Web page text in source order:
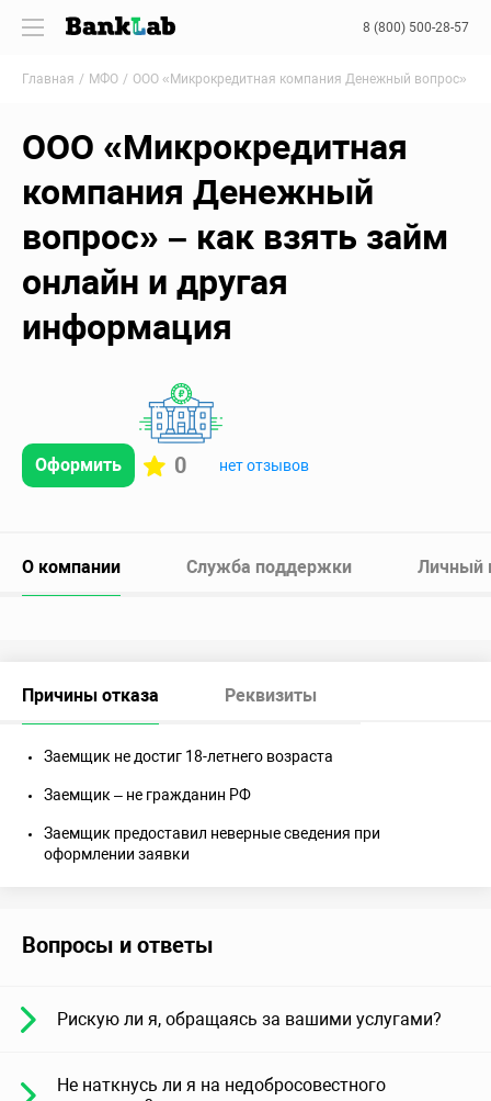
8 (800) 500-28-57
Главная МФО ООО «Микрокредитная компания Денежный вопрос»
ООО «Микрокредитная
компания Денежный
вопрос» – как взять займ
онлайн и другая
информация
Оформить 0 нет отзывов
О компании Служба поддержки Личный
Причины отказа Реквизиты
Заемщик не достиг 18-летнего возраста
Заемщик – не гражданин РФ
Заемщик предоставил неверные сведения при
оформлении заявки
Вопросы и ответы
Рискую ли я, обращаясь за вашими услугами?
Не наткнусь ли я на недобросовестного